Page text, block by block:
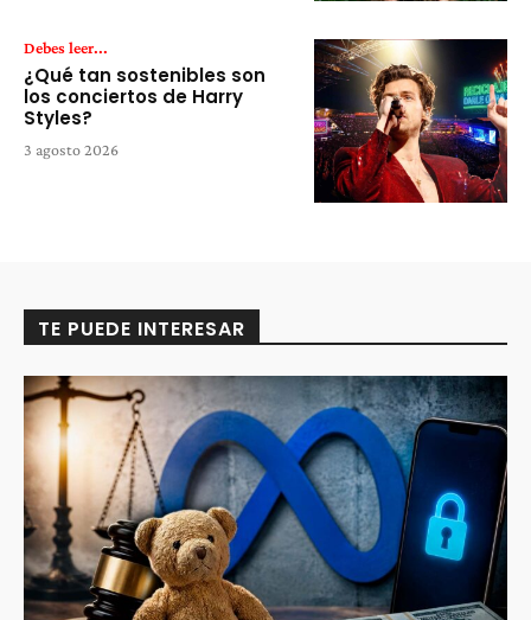
Debes leer...
¿Qué tan sostenibles son
los conciertos de Harry
Styles?
3 agosto 2026
TE PUEDE INTERESAR